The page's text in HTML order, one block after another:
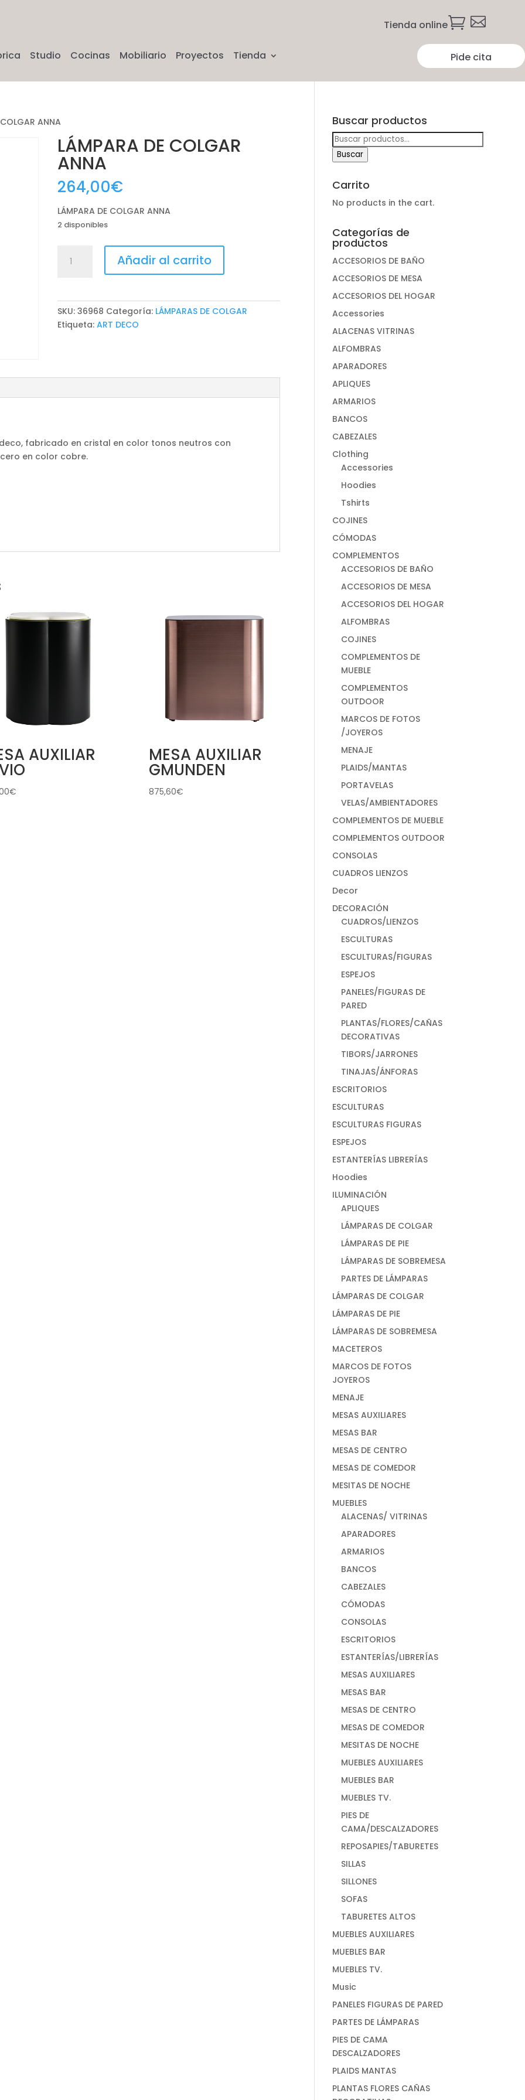
Tienda online 
Studio Cocinas Mobiliario Proyectos Tienda Pide cita
ANNA
LÁMPARA DE COLGAR
ANNA
264,00€
LÁMPARA DE COLGAR ANNA
2 disponibles
cantidad
Añadir al carrito
SKU:36968 Categoría: LÁMPARAS DE COLGAR
Etiqueta:ART DECO
fabricado en cristal en color tonos neutros con
en color cobre.
AUXILIAR
€
MESA AUXILIAR
GMUNDEN
875,60€
Buscar productos
Buscar
por:
Buscar
Carrito
No products in the cart.
Categorías de
productos
ACCESORIOS DE BAÑO
ACCESORIOS DE MESA
ACCESORIOS DEL HOGAR
Accessories
ALACENAS VITRINAS
ALFOMBRAS
APARADORES
APLIQUES
ARMARIOS
BANCOS
CABEZALES
Clothing
Accessories
Hoodies
Tshirts
COJINES
CÓMODAS
COMPLEMENTOS
ACCESORIOS DE BAÑO
ACCESORIOS DE MESA
ACCESORIOS DEL HOGAR
ALFOMBRAS
COJINES
COMPLEMENTOS DE
MUEBLE
COMPLEMENTOS
OUTDOOR
MARCOS DE FOTOS
/JOYEROS
MENAJE
PLAIDS/MANTAS
PORTAVELAS
VELAS/AMBIENTADORES
COMPLEMENTOS DE MUEBLE
COMPLEMENTOS OUTDOOR
CONSOLAS
CUADROS LIENZOS
Decor
DECORACIÓN
CUADROS/LIENZOS
ESCULTURAS
ESCULTURAS/FIGURAS
ESPEJOS
PANELES/FIGURAS DE
PARED
PLANTAS/FLORES/CAÑAS
DECORATIVAS
TIBORS/JARRONES
TINAJAS/ÁNFORAS
ESCRITORIOS
ESCULTURAS
ESCULTURAS FIGURAS
ESPEJOS
ESTANTERÍAS LIBRERÍAS
Hoodies
ILUMINACIÓN
APLIQUES
LÁMPARAS DE COLGAR
LÁMPARAS DE PIE
LÁMPARAS DE SOBREMESA
PARTES DE LÁMPARAS
LÁMPARAS DE COLGAR
LÁMPARAS DE PIE
LÁMPARAS DE SOBREMESA
MACETEROS
MARCOS DE FOTOS
JOYEROS
MENAJE
MESAS AUXILIARES
MESAS BAR
MESAS DE CENTRO
MESAS DE COMEDOR
MESITAS DE NOCHE
MUEBLES
ALACENAS/ VITRINAS
APARADORES
ARMARIOS
BANCOS
CABEZALES
CÓMODAS
CONSOLAS
ESCRITORIOS
ESTANTERÍAS/LIBRERÍAS
MESAS AUXILIARES
MESAS BAR
MESAS DE CENTRO
MESAS DE COMEDOR
MESITAS DE NOCHE
MUEBLES AUXILIARES
MUEBLES BAR
MUEBLES TV.
PIES DE
CAMA/DESCALZADORES
REPOSAPIES/TABURETES
SILLAS
SILLONES
SOFAS
TABURETES ALTOS
MUEBLES AUXILIARES
MUEBLES BAR
MUEBLES TV.
Music
PANELES FIGURAS DE PARED
PARTES DE LÁMPARAS
PIES DE CAMA
DESCALZADORES
PLAIDS MANTAS
PLANTAS FLORES CAÑAS